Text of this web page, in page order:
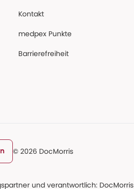
Kontakt
medpex Punkte
Barrierefreiheit
© 2026 DocMorris
und verantwortlich: DocMorris